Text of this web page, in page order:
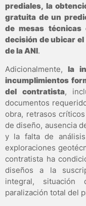
prediales, la
gratuita de un
de mesas
decisión de ubicar
de la ANI.
Adicionalmente, la
incumplimientos
del contratista,
documentos
obra, retrasos
de diseño, ausencia
y la falta de
exploraciones
contratista ha
diseños a la
integral,
paralización total del